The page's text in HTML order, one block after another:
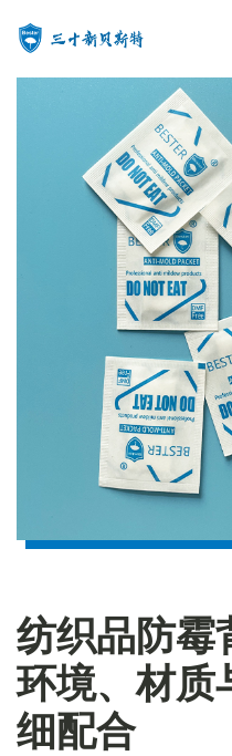
纺织品防霉
环境、材质
细配合